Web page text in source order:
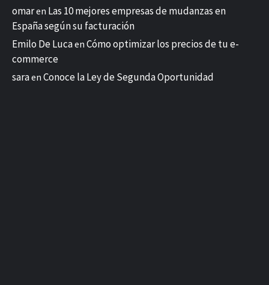
omaren Las 10 mejores empresas de mudanzas en
España según su facturación
Emilo De Lucaen Cómo optimizar los precios de tu e-
commerce
saraen Conoce la Ley de Segunda Oportunidad